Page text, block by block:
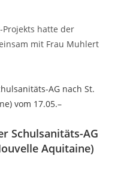
Projekts hatte der
mit Frau Muhlert
Schulsanitäts-AG
Aquitaine)